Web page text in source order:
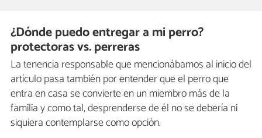
¿Dónde puedo entregar a mi perro?
protectoras vs. perreras
La tenencia responsable que mencionábamos al inicio del
artículo pasa también por entender que el perro que
entra en casa se convierte en un miembro más de la
familia y como tal, desprenderse de él no se debería ni
siquiera contemplarse como opción.